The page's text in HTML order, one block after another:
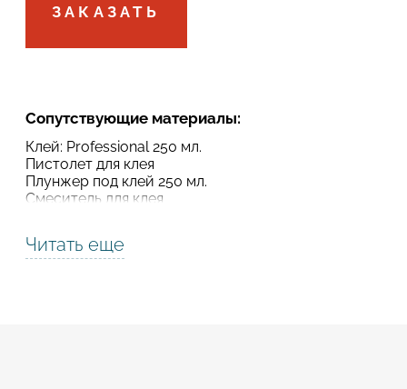
ЗАКАЗАТЬ
Сопутствующие материалы:
Клей: Professional 250 мл.
Пистолет для клея
Плунжер под клей 250 мл.
Смеситель для клея
Читать еще
ОТПРАВИТЬ ЗАЯВКУ
ОТПРАВИТЬ ПРОЕКТ
ОТПРАВИТЬ